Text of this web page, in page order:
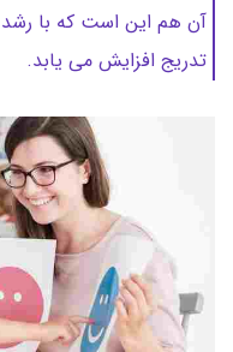
آن هم این است که با رشد
تدریج افزایش می یابد.